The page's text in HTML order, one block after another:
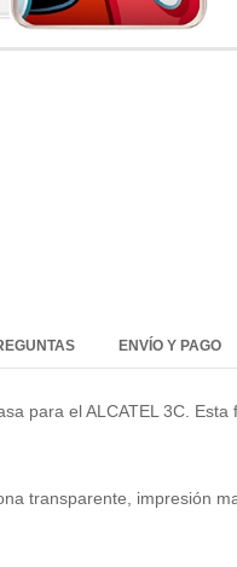
ENVÍO Y PAGO
para el ALCATEL 3C.
transparente, impresión